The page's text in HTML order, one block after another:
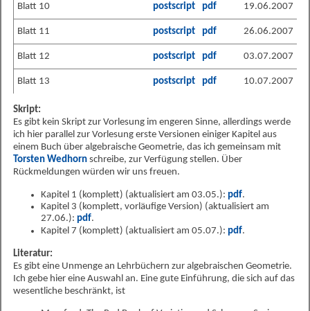
Blatt 10 postscript pdf 19.06.2007
Blatt 11 postscript pdf 26.06.2007
Blatt 12 postscript pdf 03.07.2007
Blatt 13 postscript pdf 10.07.2007
Skript:
Es gibt kein Skript zur Vorlesung im engeren Sinne, allerdings werde
ich hier parallel zur Vorlesung erste Versionen einiger Kapitel aus
einem Buch über algebraische Geometrie, das ich gemeinsam mit
Torsten Wedhorn schreibe, zur Verfügung stellen. Über
Rückmeldungen würden wir uns freuen.
Kapitel 1 (komplett) (aktualisiert am 03.05.): pdf.
Kapitel 3 (komplett, vorläufige Version) (aktualisiert am
27.06.): pdf.
Kapitel 7 (komplett) (aktualisiert am 05.07.): pdf.
Literatur:
Es gibt eine Unmenge an Lehrbüchern zur algebraischen Geometrie.
Ich gebe hier eine Auswahl an. Eine gute Einführung, die sich auf das
wesentliche beschränkt, ist